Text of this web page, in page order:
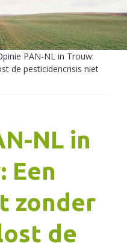
PAN-NL in Trouw:
de pesticidencrisis niet
NL in
Een
zonder
de